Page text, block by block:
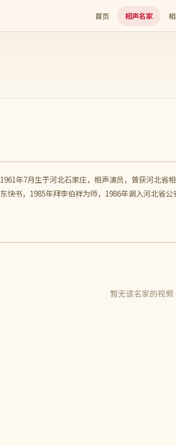
首页 相声名家
年7月生于河北石家庄，相声演员，曾获河北省
快书，1985年拜李伯祥为师，1986年调入河北省
暂无该名家的视频